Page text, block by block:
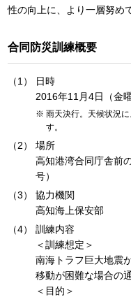
性の向上に、より一層努め
合同防災訓練概要
日時
2016年11月4日（金
雨天決行。天候状況
す。
場所
高知港湾合同庁舎前
号）
協力機関
高知海上保安部
訓練内容
＜訓練想定＞
南海トラフ巨大地震
移動が困難な場合の
＜目的＞